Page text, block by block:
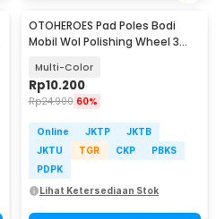
OTOHEROES Pad Poles Bodi
Mobil Wol Polishing Wheel 3
Multi-Color
Rp10.200
Rp24.900 60%
Online JKTP
JKTB
JKTU
TGR CKP
PBKS
PDPK
Lihat Ketersediaan Stok